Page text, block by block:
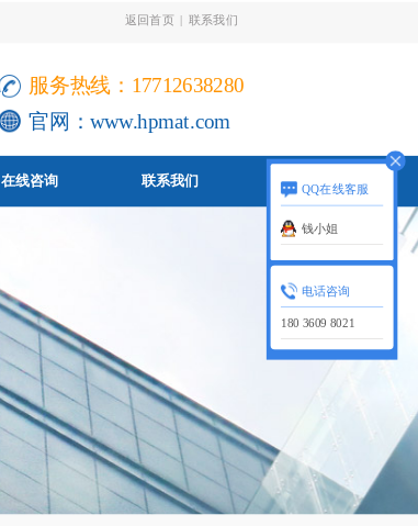
返回首页 联系我们
服务热线：17712638280
官网：www.hpmat.com
在线咨询 联系我们
QQ在线客服
钱小姐
电话咨询
180 3609 8021